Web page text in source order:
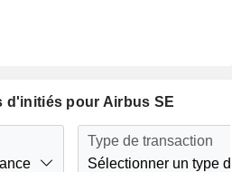
d'initiés pour Airbus SE
Type de transaction
Sélectionner un type